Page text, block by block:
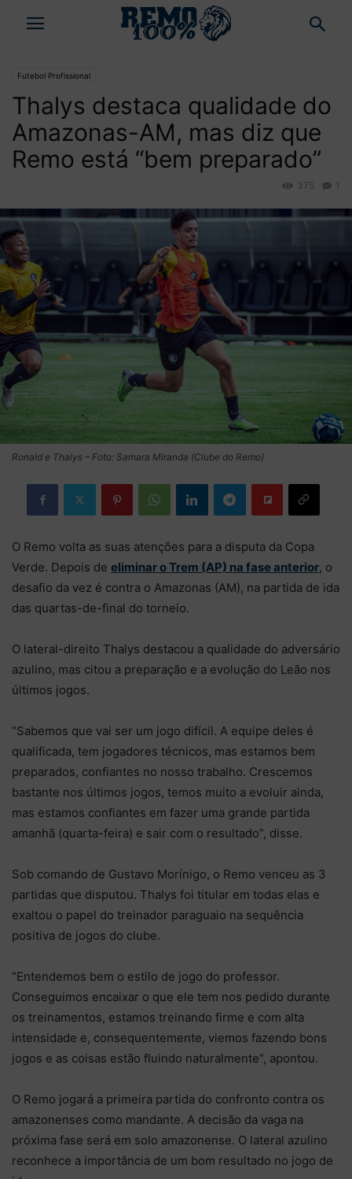
Futebol Profissional
Thalys destaca qualidade do
Amazonas-AM, mas diz que
Remo está “bem preparado”
1
375
Ronald e Thalys – Foto: Samara Miranda (Clube do Remo)
O Remo volta as suas atenções para a disputa da Copa
Verde. Depois de eliminar o Trem (AP) na fase anterior, o
desafio da vez é contra o Amazonas (AM), na partida de ida
das quartas-de-final do torneio.
O lateral-direito Thalys destacou a qualidade do adversário
azulino, mas citou a preparação e a evolução do Leão nos
últimos jogos.
“Sabemos que vai ser um jogo difícil. A equipe deles é
qualificada, tem jogadores técnicos, mas estamos bem
preparados, confiantes no nosso trabalho. Crescemos
bastante nos últimos jogos, temos muito a evoluir ainda,
mas estamos confiantes em fazer uma grande partida
amanhã (quarta-feira) e sair com o resultado”, disse.
Sob comando de Gustavo Morínigo, o Remo venceu as 3
partidas que disputou. Thalys foi titular em todas elas e
exaltou o papel do treinador paraguaio na sequência
positiva de jogos do clube.
“Entendemos bem o estilo de jogo do professor.
Conseguimos encaixar o que ele tem nos pedido durante
os treinamentos, estamos treinando firme e com alta
intensidade e, consequentemente, viemos fazendo bons
jogos e as coisas estão fluindo naturalmente”, apontou.
O Remo jogará a primeira partida do confronto contra os
amazonenses como mandante. A decisão da vaga na
próxima fase será em solo amazonense. O lateral azulino
reconhece a importância de um bom resultado no jogo de